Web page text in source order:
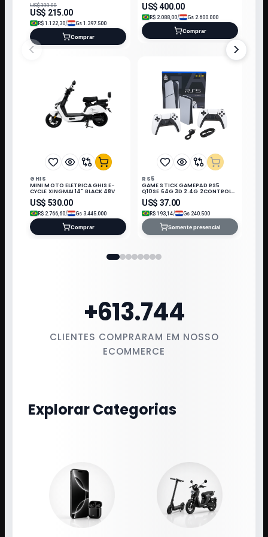
<
US$300.00
US$ 215.00
R$ 1.122,30/ Gs 1.397.500
Comprar
US$ 400.00
R$ 2.088,00/ Gs 2.600.000
Comprar
GHIS
MINI MOTO ELETRICA GHIS E-
CYCLE XINGMAI 14" BLACK 48V
US$ 530.00
R$ 2.766,60/ Gs 3.445.000
Comprar
RS5
GAME STICK GAMEPAD RS5
Q10SE 64G 3D 2.4G 2CONTROLE
3 JOGO PRETO/BRANCO
US$ 37.00
R$ 193,14/ Gs 240.500
Somente presencial
>
+613.744
CLIENTES COMPRARAM EM NOSSO
ECOMMERCE
Explorar Categorias